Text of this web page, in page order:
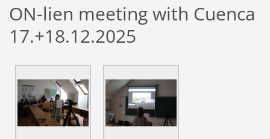
ON-lien meeting with Cuenca
17.+18.12.2025